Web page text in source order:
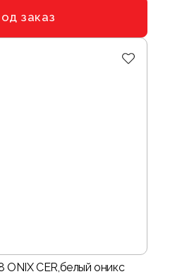
заказ
ONIХ CER,белый оникс